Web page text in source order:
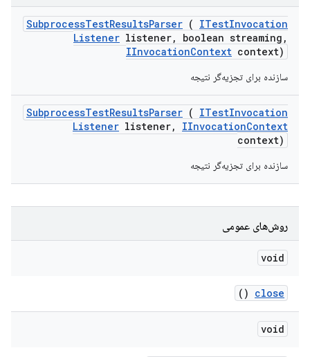
SubprocessTestResultsParser ( ITestInvocation
Listener listener, boolean streaming ,
IInvocationContext context)
سازنده برای تجزیه‌گر نتیجه
SubprocessTestResultsParser ( ITestInvocation
Listener listener, IInvocationContext
context)
سازنده برای تجزیه‌گر نتیجه
روش‌های عمومی
void
close
()
void